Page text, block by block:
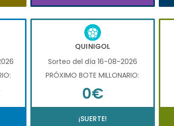
QUINIGOL
Sorteo del día 16-08-2026
PRÓXIMO BOTE MILLONARIO:
0€
¡SUERTE!